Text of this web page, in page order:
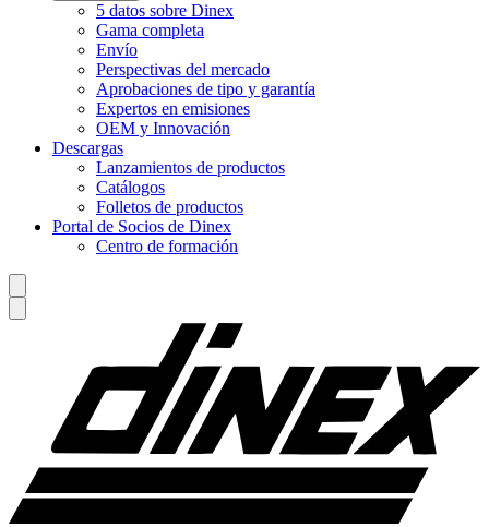
5 datos sobre Dinex
Gama completa
Envío
Perspectivas del mercado
Aprobaciones de tipo y garantía
Expertos en emisiones
OEM y Innovación
Descargas
Lanzamientos de productos
Catálogos
Folletos de productos
Portal de Socios de Dinex
Centro de formación